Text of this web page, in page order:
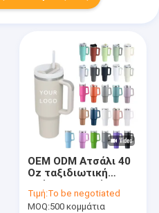
OEM ODM Ατσάλι 40
Oz ταξιδιωτική
άχυρο
Τιμή:To be negotiated
MOQ:500 κομμάτια